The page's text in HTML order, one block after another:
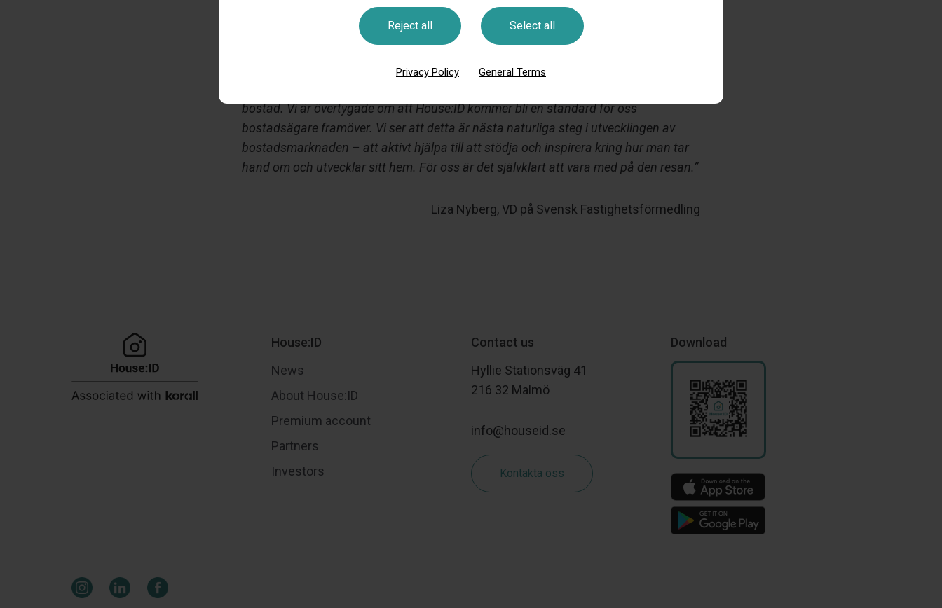
Reject all Select all
Privacy Policy General Terms
bostad. Vi är övertygade om att House:ID kommer bli en standard för oss
bostadsägare framöver. Vi ser att detta är nästa naturliga steg i utvecklingen av
bostadsmarknaden – att aktivt hjälpa till att stödja och inspirera kring hur man tar
hand om och utvecklar sitt hem. För oss är det självklart att vara med på den resan.”
Liza Nyberg, VD på Svensk Fastighetsförmedling
House:ID
News
About House:ID
Premium account
Partners
Investors
Contact us
Hyllie Stationsväg 41
216 32 Malmö
info@houseid.se
Kontakta oss
Download